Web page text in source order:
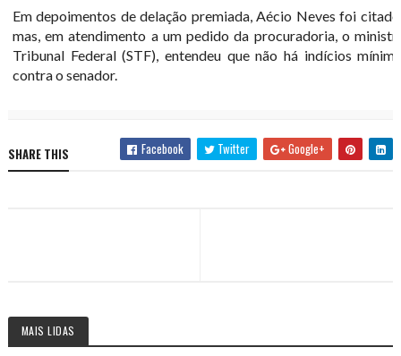
Em depoimentos de delação premiada, Aécio Neves foi
mas, em atendimento a um pedido da procuradoria, o
Tribunal Federal (STF), entendeu que não há indícios
contra o senador.
SHARE THIS Facebook Twitter Google+
MAIS LIDAS